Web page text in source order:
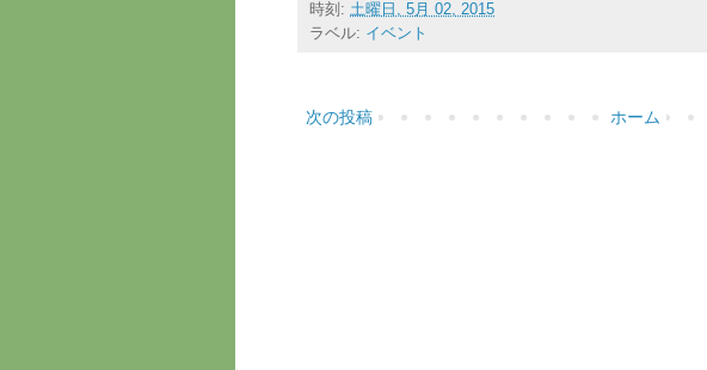
時刻: 土曜日, 5月 02, 2015
ラベル: イベント
次の投稿 ホーム